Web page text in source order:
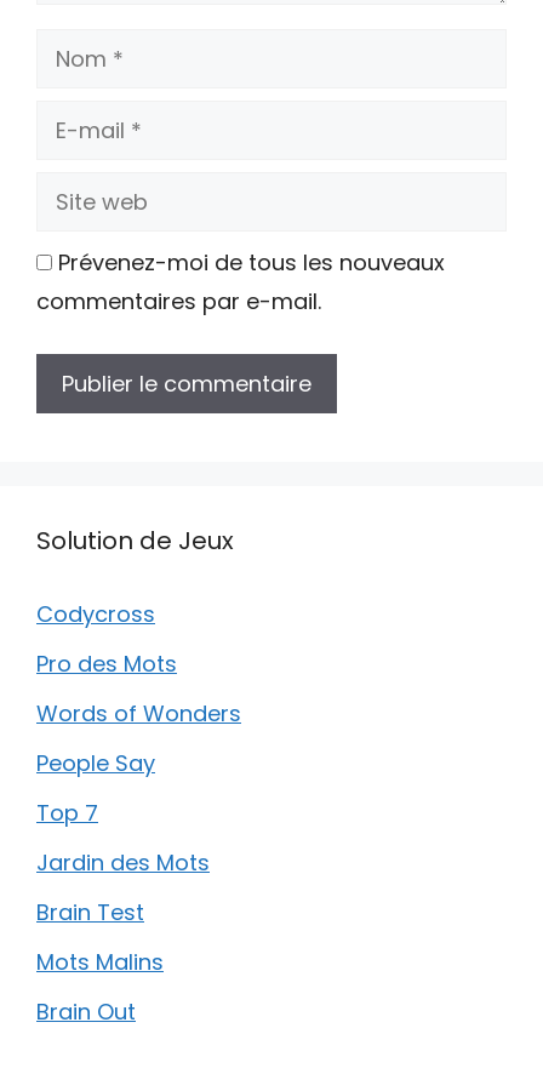
Nom
E-
Site
Prévenez-moi de tous les nouveaux
commentaires par e-mail.
Solution de Jeux
Codycross
Pro des Mots
Words of Wonders
People Say
Top 7
Jardin des Mots
Brain Test
Mots Malins
Brain Out